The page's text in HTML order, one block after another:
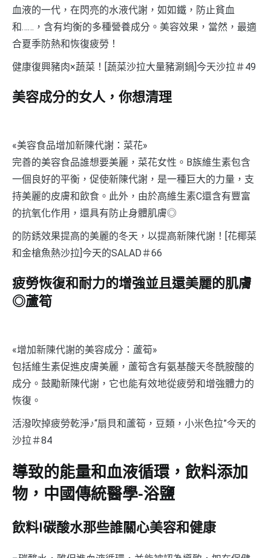
血液的一代，在閃亮的水液代謝，如如鐵，防止貧血
和……，含有均衡的多種營養成分。美容效果，當然，最適
合夏季防熱和恢復疲勞！
健康復興豬肉×蔬菜！[蔬菜沙拉大量豬涮鍋]今天沙拉＃49
美容成分的女人，你想清理
«美容食品增加新陳代謝：菜花»
完善的美容食品誰想要美麗，菜花女性。B族維生素包含
一個良好的平衡，促使新陳代謝，是一種巨大的力量，支
持美麗的皮膚和飲食。此外，由於高維生素C還含有豐富
的抗氧化作用，還具有防止身體肌膚◎
的防銹效果提高的美麗的冬天，以提高新陳代謝！[花椰菜
和金槍魚熱沙拉]今天的SALAD＃66
疲勞恢復和耐力的增強並且還美麗的肌膚
◎蘆筍
«增加新陳代謝的美容成分：蘆筍»
包括維生素促進皮膚美麗，蘆筍含有氨基酸天冬酰胺酸的
成分。鼓勵新陳代謝，它也能有效地從疲勞和增強體力的
恢復。
活潑吹掉疲勞乾淨♪“扇貝和蘆筍，豆類，小米色拉”今天的
沙拉＃84
導致的能量和血液循環，飲料添加
物，中國傳統醫學-浴鹽
飲料|碳酸水那些誰關心美容和健康